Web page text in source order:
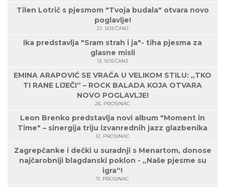
Tilen Lotrič s pjesmom "Tvoja budala" otvara novo
poglavlje!
21. SIJEČANJ
Ika predstavlja "Sram strah i ja"- tiha pjesma za
glasne misli
13. SIJEČANJ
EMINA ARAPOVIĆ SE VRAĆA U VELIKOM STILU: „TKO
TI RANE LIJEČI“ – ROCK BALADA KOJA OTVARA
NOVO POGLAVLJE!
26. PROSINAC
Leon Brenko predstavlja novi album "Moment in
Time" – sinergija triju izvanrednih jazz glazbenika
12. PROSINAC
Zagrepčanke i dečki u suradnji s Menartom, donose
najčarobniji blagdanski poklon - „Naše pjesme su
igra“!
11. PROSINAC